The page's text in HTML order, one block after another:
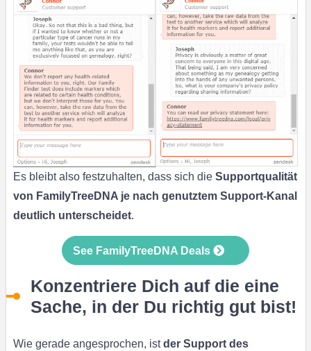
Es bleibt also festzuhalten, dass sich die Supportqualität
von FamilyTreeDNA je nach genutztem Support-Kanal
deutlich unterscheidet.
See FamilyTreeDNA Deals
Konzentriere Dich auf die eine
Sache, in der Du richtig gut bist!
Wie gerade angesprochen, istder Support des